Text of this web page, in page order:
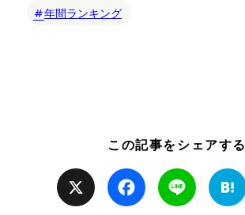
年間ランキング
この記事をシェアする
Facebook Line